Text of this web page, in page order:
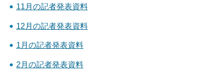
11月の記者発表資料
12月の記者発表資料
1月の記者発表資料
2月の記者発表資料